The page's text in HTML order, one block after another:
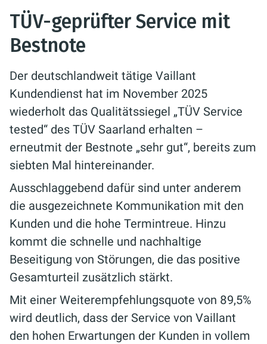
TÜV-geprüfter Service mit
Bestnote
Der deutschlandweit tätige Vaillant
Kundendienst hat im November 2025
wiederholt das Qualitätssiegel „TÜV Service
tested“ des TÜV Saarland erhalten –
erneutmit der Bestnote „sehr gut“, bereits zum
siebten Mal hintereinander.
Ausschlaggebend dafür sind unter anderem
die ausgezeichnete Kommunikation mit den
Kunden und die hohe Termintreue. Hinzu
kommt die schnelle und nachhaltige
Beseitigung von Störungen, die das positive
Gesamturteil zusätzlich stärkt.
Mit einer Weiterempfehlungsquote von 89,5%
wird deutlich, dass der Service von Vaillant
den hohen Erwartungen der Kunden in vollem